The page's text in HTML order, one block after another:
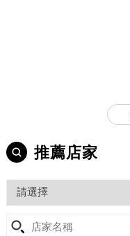
推薦店家